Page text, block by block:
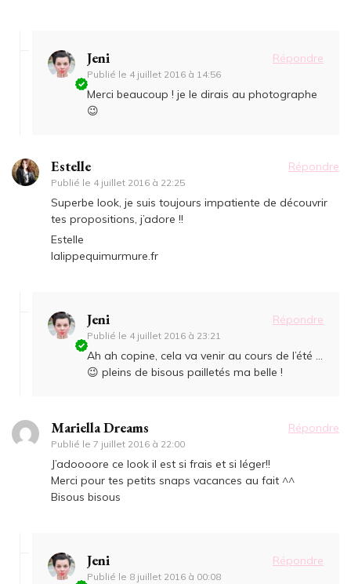
Jeni
Publié le 4 juillet 2016 à 14:56
Répondre
Merci beaucoup ! je le dirais au photographe
😉
Estelle
Publié le 4 juillet 2016 à 22:25
Répondre
Superbe look, je suis toujours impatiente de découvrir
tes propositions, j’adore !!
Estelle
lalippequimurmure.fr
Jeni
Publié le 4 juillet 2016 à 23:21
Répondre
Ah ah copine, cela va venir au cours de l’été …
😉 pleins de bisous pailletés ma belle !
Mariella Dreams
Publié le 7 juillet 2016 à 22:00
Répondre
J’adoooore ce look il est si frais et si léger!!
Merci pour tes petits snaps vacances au fait ^^
Bisous bisous
Jeni
Publié le 8 juillet 2016 à 00:08
Répondre